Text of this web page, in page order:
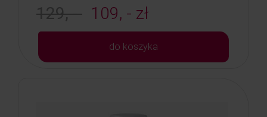
129, - 109, - zł
do koszyka